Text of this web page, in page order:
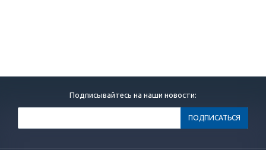
Подписывайтесь на наши новости: